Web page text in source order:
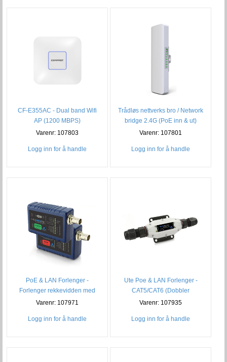
CF-E355AC - Dual band Wifi
AP (1200 MBPS)
Varenr: 107803
Logg inn for å handle
Trådløs nettverks bro / Network
bridge 2.4G (PoE inn & ut)
Varenr: 107801
Logg inn for å handle
PoE & LAN Forlenger -
Forlenger rekkevidden med
koax
Varenr: 107971
Logg inn for å handle
Ute Poe & LAN Forlenger -
CAT5/CAT6 (Dobbler
Rekkevidden)
Varenr: 107935
Logg inn for å handle